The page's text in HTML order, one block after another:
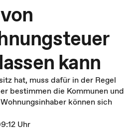
kann
hat, muss dafür in der Regel
bestimmen die Kommunen und
können sich
Uhr